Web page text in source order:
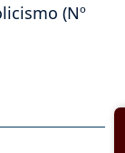
(Nº